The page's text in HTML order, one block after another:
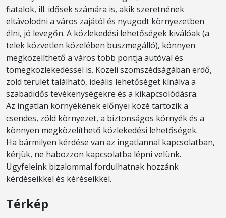
fiatalok, ill. idősek számára is, akik szeretnének
eltávolodni a város zajától és nyugodt környezetben
élni, jó levegőn. A közlekedési lehetőségek kiválóak (a
telek közvetlen közelében buszmegálló), könnyen
megközelíthető a város több pontja autóval és
tömegközlekedéssel is. Közeli szomszédságában erdő,
zöld terület található, ideális lehetőséget kínálva a
szabadidős tevékenységekre és a kikapcsolódásra.
Az ingatlan környékének előnyei közé tartozik a
csendes, zöld környezet, a biztonságos környék és a
könnyen megközelíthető közlekedési lehetőségek.
Ha bármilyen kérdése van az ingatlannal kapcsolatban,
kérjük, ne habozzon kapcsolatba lépni velünk.
Ügyfeleink bizalommal fordulhatnak hozzánk
kérdéseikkel és kéréseikkel.
Térkép